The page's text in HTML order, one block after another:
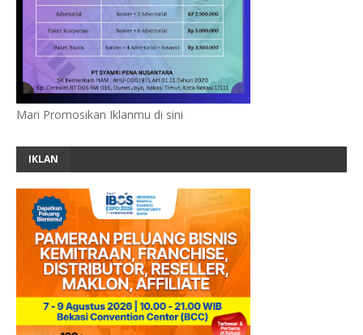
Mari Promosikan Iklanmu di sini
IKLAN